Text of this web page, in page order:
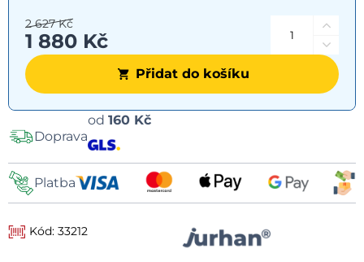
1 880 Kč
2 627 Kč
Přidat do košíku
Doprava
od 160 Kč
Platba
Kód: 33212